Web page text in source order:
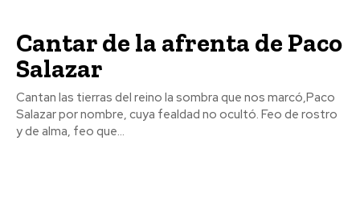
Cantar de la afrenta de Paco
Salazar
Cantan las tierras del reino la sombra que nos marcó,Paco
Salazar por nombre, cuya fealdad no ocultó. Feo de rostro
y de alma, feo que...